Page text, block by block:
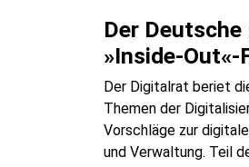
Der
»Inside-
Der Digitalrat beriet
Themen der
Vorschläge zur
und Verwaltung. Teil